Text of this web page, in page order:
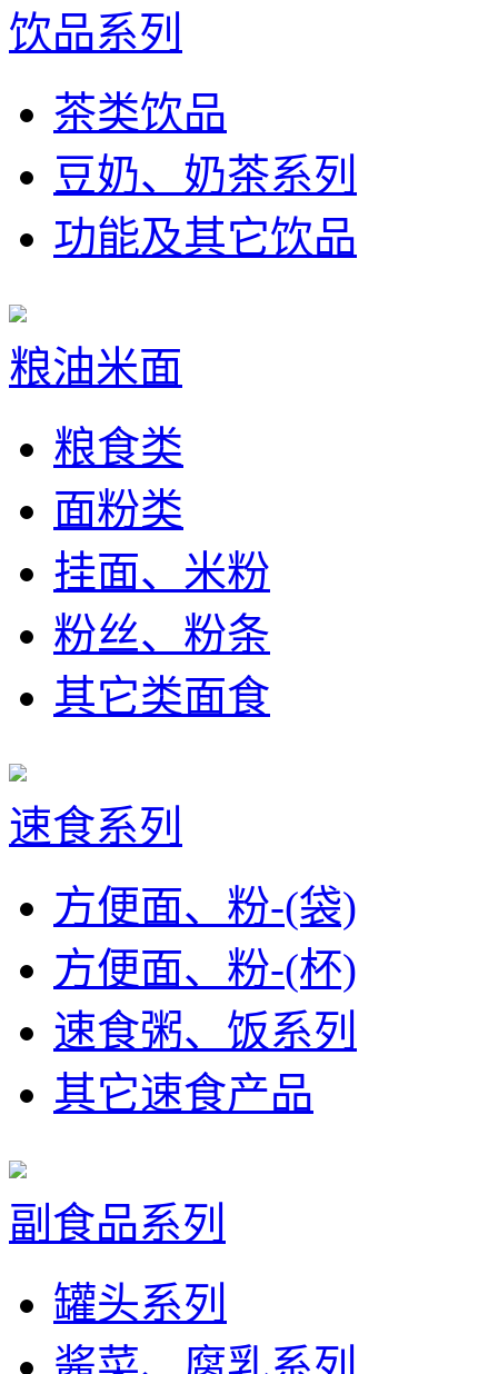
饮品系列
茶类饮品
豆奶、奶茶系列
功能及其它饮品
粮油米面
粮食类
面粉类
挂面、米粉
粉丝、粉条
其它类面食
速食系列
方便面、粉-(袋)
方便面、粉-(杯)
速食粥、饭系列
其它速食产品
副食品系列
罐头系列